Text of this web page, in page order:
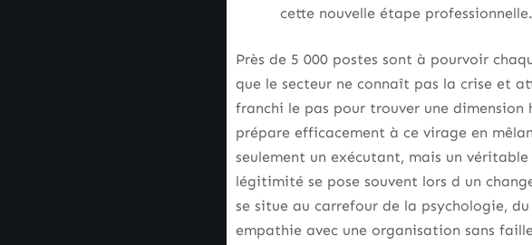
cette nouvelle étape professionnelle.
Près de 5 000 postes sont à pourvoir
que le secteur ne connaît pas la crise et
franchi le pas pour trouver une
prépare efficacement à ce virage en
seulement un exécutant, mais un
légitimité se pose souvent lors d un
se situe au carrefour de la psychologie,
empathie avec une organisation sans